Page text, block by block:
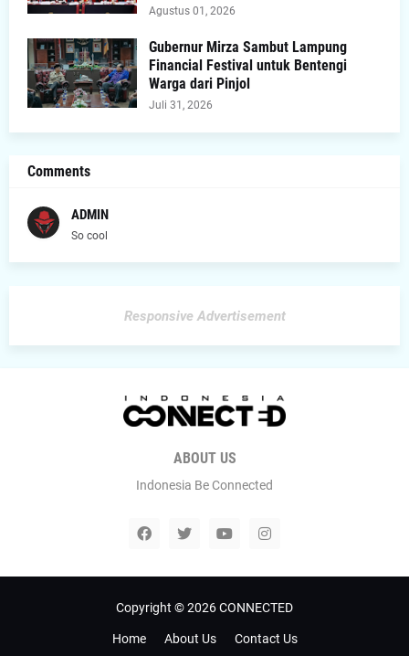
Agustus 01, 2026
Gubernur Mirza Sambut Lampung
Financial Festival untuk Bentengi
Warga dari Pinjol
Juli 31, 2026
Comments
ADMIN
So cool
Responsive Advertisement
ABOUT US
Indonesia Be Connected
Copyright ©2026CONNECTED
Home About Us Contact Us